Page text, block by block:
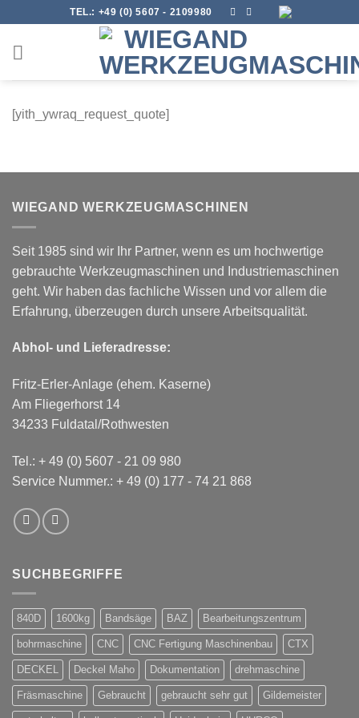
content
TEL.: +49 (0) 5607 - 2109980
[yith_ywraq_request_quote]
WIEGAND WERKZEUGMASCHINEN
Seit 1985 sind wir Ihr Partner, wenn es um hochwertige
gebrauchte Werkzeugmaschinen und Industriemaschinen
geht. Wir haben das fachliche Wissen und vor allem die
Erfahrung, überzeugen durch unsere Arbeitsqualität.
Abhol- und Lieferadresse:
Fritz-Erler-Anlage (ehem. Kaserne)
Am Fliegerhorst 14
34233 Fuldatal/Rothwesten
Tel.: + 49 (0) 5607 - 21 09 980
Service Nummer.: + 49 (0) 177 - 74 21 868
SUCHBEGRIFFE
840D 1600kg Bandsäge BAZ Bearbeitungszentrum
bohrmaschine CNC CNC Fertigung Maschinenbau CTX
DECKEL Deckel Maho Dokumentation drehmaschine
Fräsmaschine Gebraucht gebraucht sehr gut Gildemeister